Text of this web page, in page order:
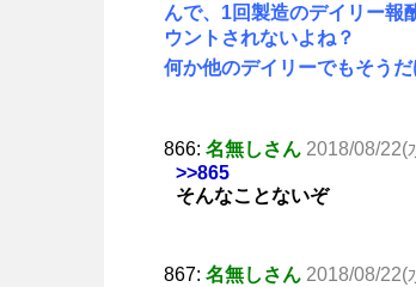
んで、1回製造のデイリー報
ウントされないよね？
何か他のデイリーでもそう
866: 名無しさん 2018/08/22(
>>865
そんなことないぞ
867: 名無しさん 2018/08/22(